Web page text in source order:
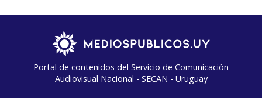
Portal de contenidos del Servicio de Comunicación
Audiovisual Nacional - SECAN - Uruguay